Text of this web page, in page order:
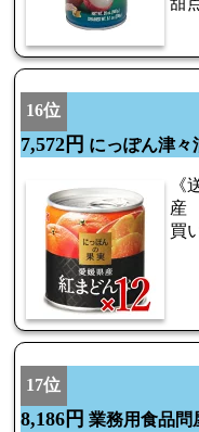
16位
7,572円 にっぽん津々
《
産
買
17位
8,186円 業務用食品問